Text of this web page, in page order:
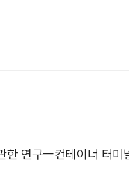
연구ㅡ컨테이너 터미